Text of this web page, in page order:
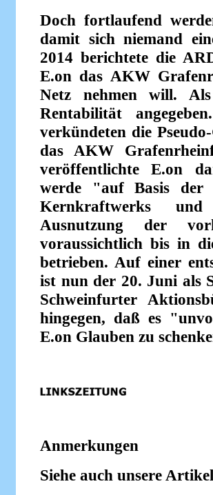
Doch fortlaufend
damit sich niemand
2014 berichtete die
E.on das AKW
Netz nehmen will.
Rentabilität
verkündeten die
das AKW
veröffentlichte E.on
werde "auf Basis der
Kernkraftwerks
Ausnutzung der
voraussichtlich bis in
betrieben. Auf einer
ist nun der 20. Juni als
Schweinfurter
hingegen, daß es
E.on Glauben zu
Anmerkungen
Siehe auch unsere